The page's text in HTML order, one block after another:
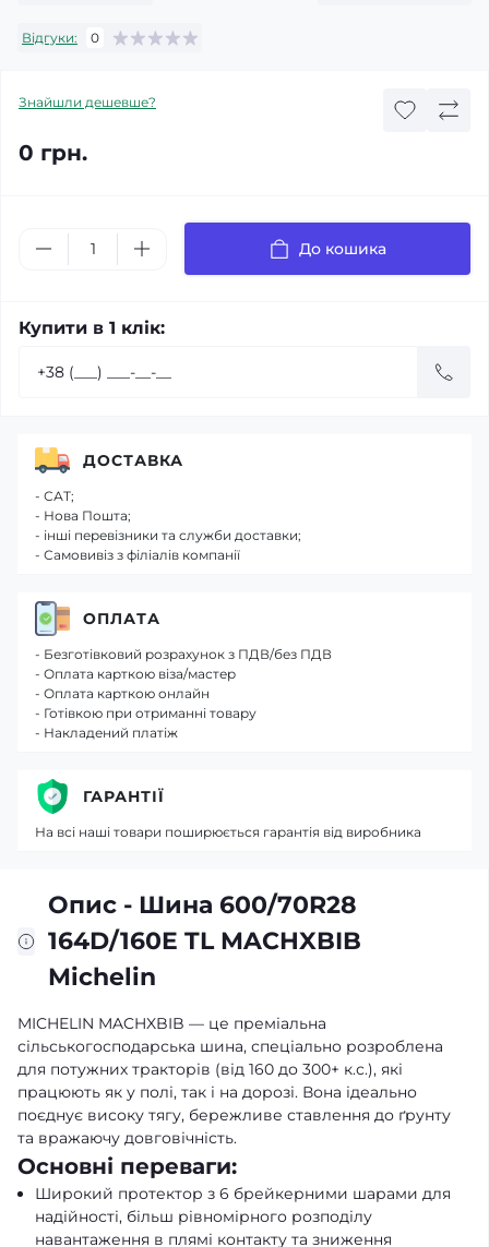
Відгуки: 0
Знайшли дешевше?
0 грн.
До кошика
Купити в 1 клік:
Опис - Шина 600/70R28
164D/160E TL MACHXBIB
Michelin
MICHELIN MACHXBIB — це преміальна
сільськогосподарська шина, спеціально розроблена
для потужних тракторів (від 160 до 300+ к.с.), які
працюють як у полі, так і на дорозі. Вона ідеально
поєднує високу тягу, бережливе ставлення до ґрунту
та вражаючу довговічність.
Основні переваги:
Широкий протектор з 6 брейкерними шарами для
надійності, більш рівномірного розподілу
навантаження в плямі контакту та зниження
ДОСТАВКА
- САТ;
- Нова Пошта;
- інші перевізники та служби доставки;
- Самовивіз з філіалів компанії
ОПЛАТА
- Безготівковий розрахунок з ПДВ/без ПДВ
- Оплата карткою віза/мастер
- Оплата карткою онлайн
- Готівкою при отриманні товару
- Накладений платіж
ГАРАНТІЇ
На всі наші товари поширюється гарантія від виробника